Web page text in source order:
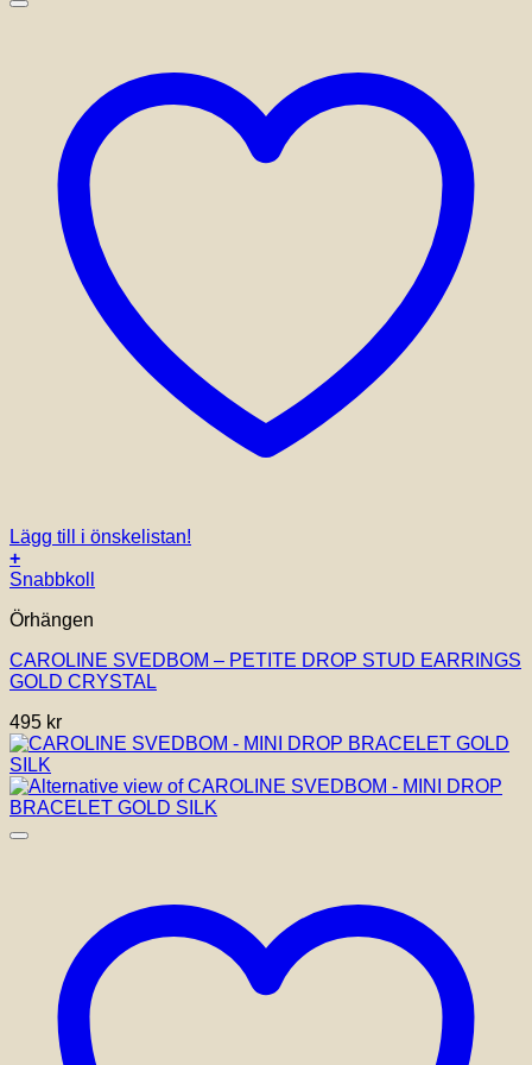
Lägg till i önskelistan!
+
Snabbkoll
Örhängen
CAROLINE SVEDBOM – PETITE DROP STUD EARRINGS
GOLD CRYSTAL
495 kr